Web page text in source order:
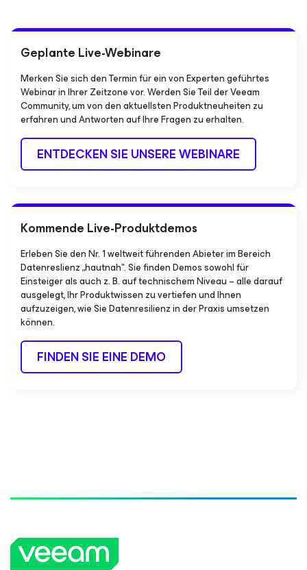
Geplante Live-Webinare
Merken Sie sich den Termin für ein von Experten geführtes
Webinar in Ihrer Zeitzone vor. Werden Sie Teil der Veeam
Community, um von den aktuellsten Produktneuheiten zu
erfahren und Antworten auf Ihre Fragen zu erhalten.
ENTDECKEN SIE UNSERE WEBINARE
Kommende Live-Produktdemos
Erleben Sie den Nr. 1 weltweit führenden Abieter im Bereich
Datenreslienz „hautnah". Sie finden Demos sowohl für
Einsteiger als auch z. B. auf technischem Niveau – alle darauf
ausgelegt, Ihr Produktwissen zu vertiefen und Ihnen
aufzuzeigen, wie Sie Datenresilienz in der Praxis umsetzen
können.
FINDEN SIE EINE DEMO